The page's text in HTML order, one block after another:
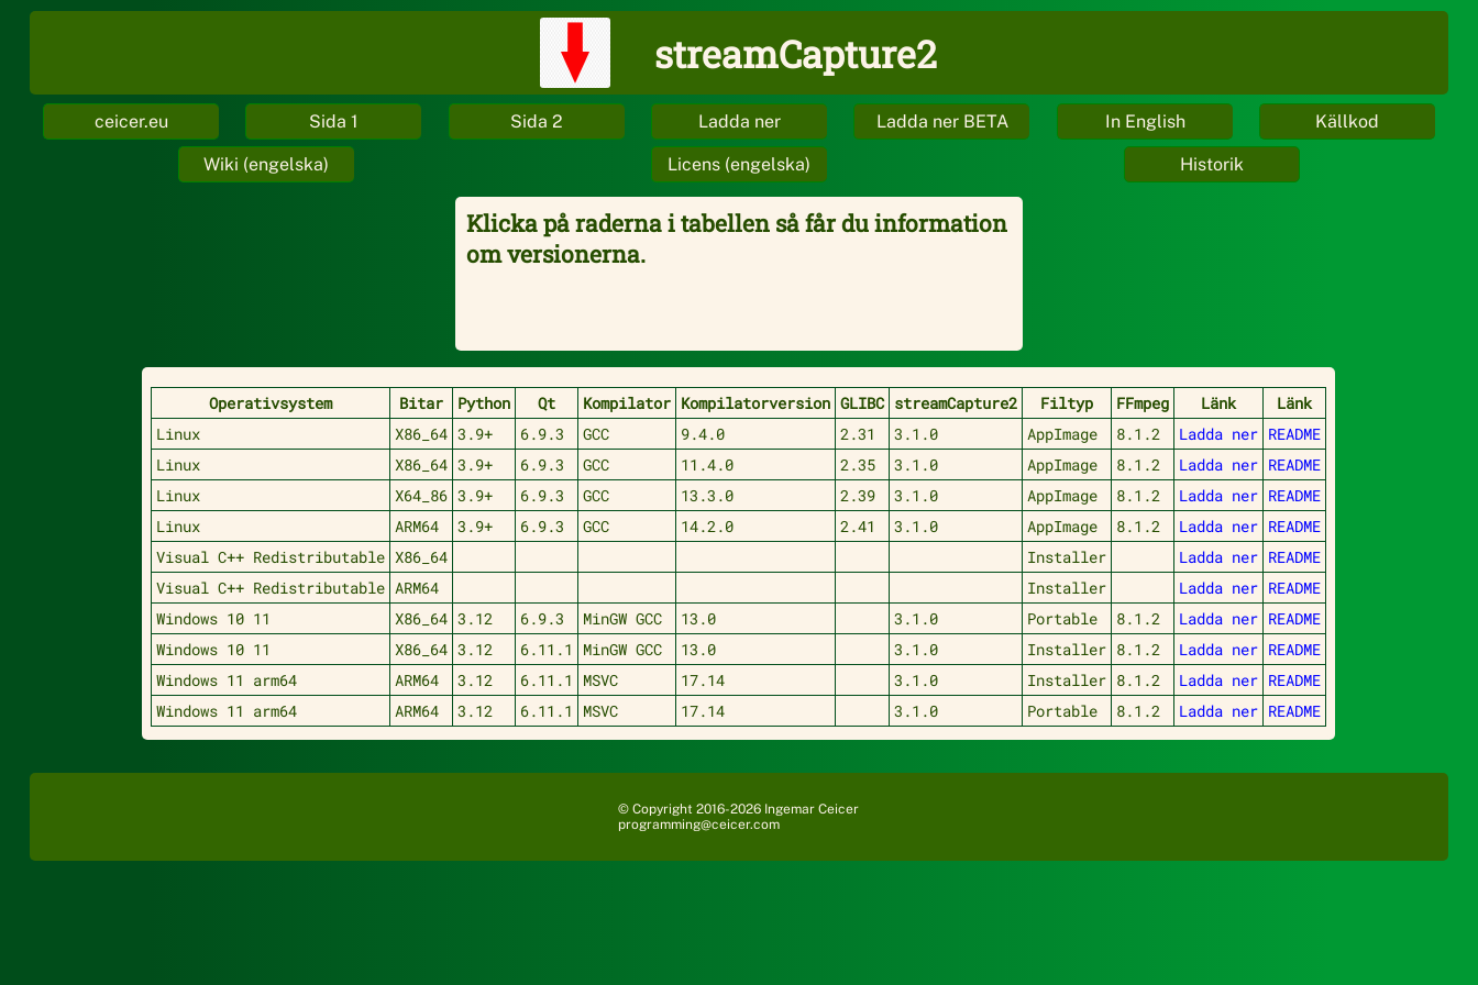
streamCapture2
ceicer.eu Sida 1 Sida 2 Ladda ner Ladda ner BETA In English Källkod
Wiki (engelska) Licens (engelska) Historik
Klicka på raderna i tabellen så får du information
om versionerna.
Operativsystem Bitar Python Qt Kompilator Kompilatorversion GLIBC streamCapture2 Filtyp FFmpeg Länk
Länk
Linux
X86_64 3.9+ 6.9.3 GCC 9.4.0 2.31 3.1.0 AppImage 8.1.2 Ladda ner README
Linux
X86_64 3.9+ 6.9.3 GCC 11.4.0 2.35 3.1.0 AppImage 8.1.2 Ladda ner README
Linux
X64_86 3.9+ 6.9.3 GCC 13.3.0 2.39 3.1.0 AppImage 8.1.2 Ladda ner README
Linux
ARM64 3.9+ 6.9.3 GCC 14.2.0 2.41 3.1.0 AppImage 8.1.2 Ladda ner README
Visual C++ Redistributable X86_64 Installer Ladda ner README
Visual C++ Redistributable ARM64 Installer Ladda ner README
Windows 10 11
X86_64 3.12 6.9.3 MinGW GCC 13.0 3.1.0 Portable 8.1.2 Ladda ner README
Windows 10 11
X86_64 3.12 6.11.1 MinGW GCC 13.0 3.1.0 Installer 8.1.2 Ladda ner README
Windows 11 arm64
ARM64 3.12 6.11.1 MSVC 17.14 3.1.0 Installer 8.1.2 Ladda ner README
Windows 11 arm64
ARM64 3.12 6.11.1 MSVC 17.14 3.1.0 Portable 8.1.2 Ladda ner README
© Copyright 2016-2026 Ingemar Ceicer
programming@ceicer.com